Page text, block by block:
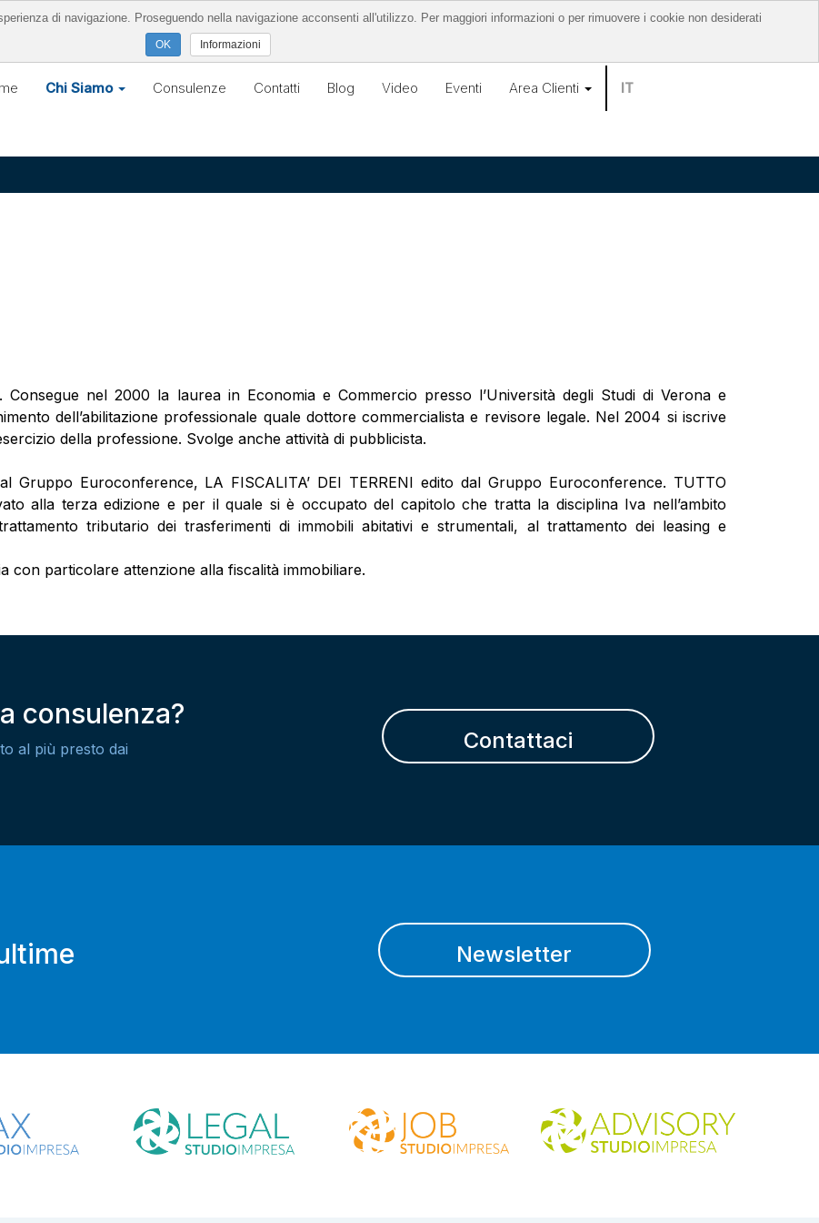
Chi Siamo Consulenze Contatti Blog Video Eventi Area Clienti IT
nel 2000 la laurea in Economia e Commercio presso l’Università degli Studi di Verona e
dell’abilitazione professionale quale dottore commercialista e revisore legale. Nel 2004 si iscrive
della professione. Svolge anche attività di pubblicista.
Gruppo Euroconference, LA FISCALITA’ DEI TERRENI edito dal Gruppo Euroconference. TUTTO
alla terza edizione e per il quale si è occupato del capitolo che tratta la disciplina Iva nell’ambito
tributario dei trasferimenti di immobili abitativi e strumentali, al trattamento dei leasing e
con particolare attenzione alla fiscalità immobiliare.
consulenza?
al più presto dai
Contattaci
Newsletter
di navigazione. Proseguendo nella navigazione acconsenti all'utilizzo. Per maggiori informazioni o per rimuovere i cookie non desiderati
Informazioni